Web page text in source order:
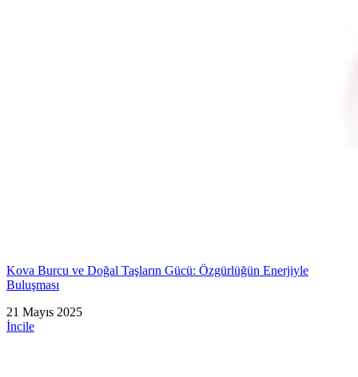
Kova Burcu ve Doğal Taşların Gücü: Özgürlüğün Enerjiyle
Buluşması
21 Mayıs 2025
İncile